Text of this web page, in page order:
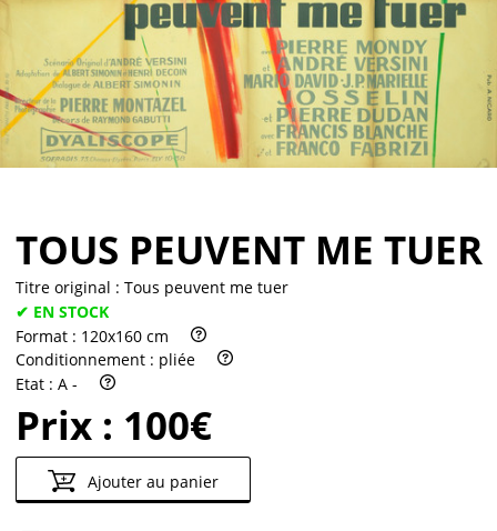
TOUS PEUVENT ME TUER
Titre original : Tous peuvent me tuer
✔ EN STOCK
Format : 120x160 cm
Conditionnement : pliée
Etat : A -
Prix : 100€
Ajouter au panier